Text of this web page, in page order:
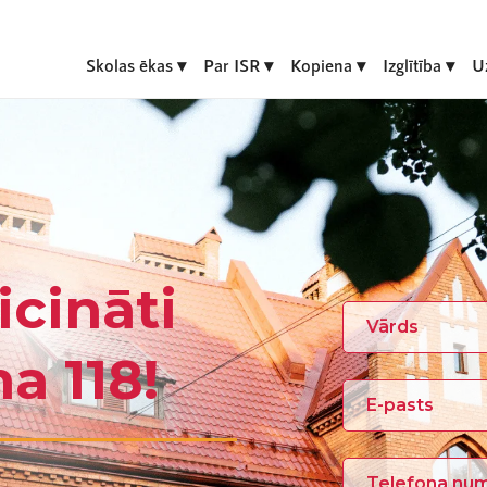
Skolas ēkas Par ISR Kopiena Izglītība
118!